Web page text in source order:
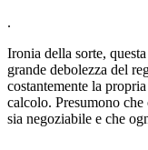
.
Ironia della sorte,
grande debolezza del
costantemente la
calcolo. Presumono
sia negoziabile e che